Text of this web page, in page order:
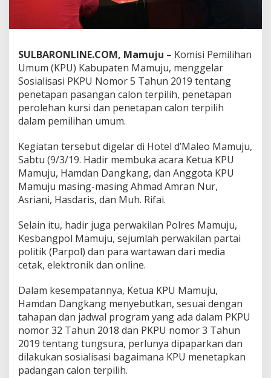
i
a
i
P
K
P
U
N
m
r
5
T
h
u
2
0
9
SULBARONLINE.COM, Mamuju – Komisi Pemilihan
Umum (KPU) Kabupaten Mamuju, menggelar
Sosialisasi PKPU Nomor 5 Tahun 2019 tentang
penetapan pasangan calon terpilih, penetapan
perolehan kursi dan penetapan calon terpilih
dalam pemilihan umum.
Kegiatan tersebut digelar di Hotel d’Maleo Mamuju,
Sabtu (9/3/19. Hadir membuka acara Ketua KPU
Mamuju, Hamdan Dangkang, dan Anggota KPU
Mamuju masing-masing Ahmad Amran Nur,
Asriani, Hasdaris, dan Muh. Rifai.
Selain itu, hadir juga perwakilan Polres Mamuju,
Kesbangpol Mamuju, sejumlah perwakilan partai
politik (Parpol) dan para wartawan dari media
cetak, elektronik dan online.
Dalam kesempatannya, Ketua KPU Mamuju,
Hamdan Dangkang menyebutkan, sesuai dengan
tahapan dan jadwal program yang ada dalam PKPU
nomor 32 Tahun 2018 dan PKPU nomor 3 Tahun
2019 tentang tungsura, perlunya dipaparkan dan
dilakukan sosialisasi bagaimana KPU menetapkan
padangan calon terpilih.